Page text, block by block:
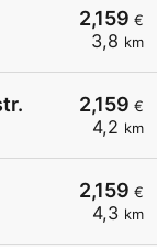
2,159 €
3,8 km
2,159 €
4,2 km
2,159 €
4,3 km